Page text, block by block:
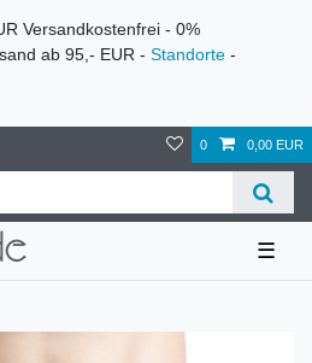
Versandkostenfrei - 0%
ab 95,- EUR - Standorte -
0 0,00 EUR
☰